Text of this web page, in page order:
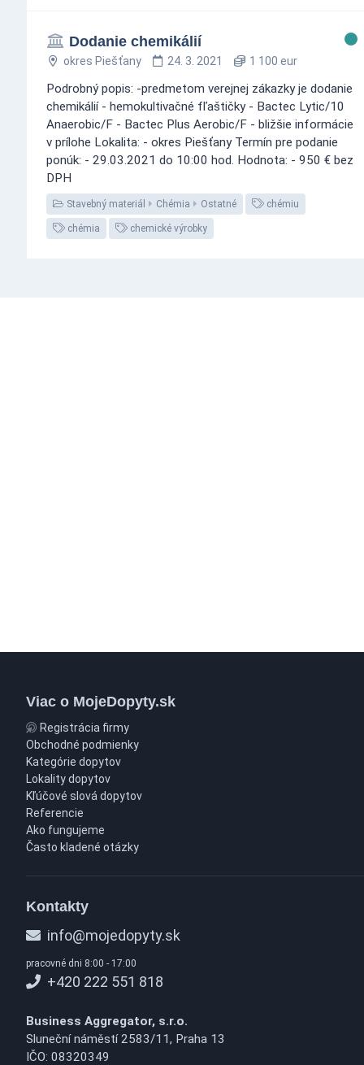
Dodanie chemikálií
okres Piešťany 24. 3. 2021 1 100 eur
Podrobný popis: -predmetom verejnej zákazky je dodanie
chemikálií - hemokultivačné fľaštičky - Bactec Lytic/10
Anaerobic/F - Bactec Plus Aerobic/F - bližšie informácie
v prílohe Lokalita: - okres Piešťany Termín pre podanie
ponúk: - 29.03.2021 do 10:00 hod. Hodnota: - 950 € bez
DPH
Stavebný materiál Chémia Ostatné chémiu
chémia chemické výrobky
Viac o MojeDopyty.sk
Registrácia firmy
Obchodné podmienky
Kategórie dopytov
Lokality dopytov
Kľúčové slová dopytov
Referencie
Ako fungujeme
Často kladené otázky
Kontakty
info@mojedopyty.sk
pracovné dni 8:00 - 17:00
+420 222 551 818
Business Aggregator, s.r.o.
Sluneční náměstí 2583/11, Praha 13
IČO: 08320349